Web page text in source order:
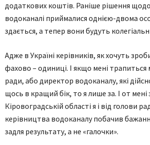
додаткових коштів. Раніше рішення
водоканалі приймалися однією-двома
здається, а тепер вони будуть
Адже в Україні керівників, як хочуть
фахово – одиниці. І якщо мені трапиться
ради, або директор водоканалу, які
щось в кращий бік, то я лише за. І от
Кіровоградській області я і від голови
керівництва водоканалу побачив
задля результату, а не «галочки».